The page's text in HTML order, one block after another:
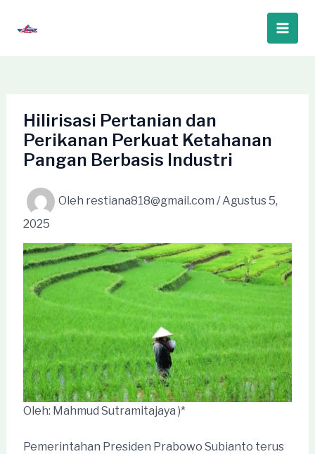
Main
Hilirisasi Pertanian dan
Perikanan Perkuat Ketahanan
Pangan Berbasis Industri
Oleh restiana818@gmail.com /Agustus 5,
2025
Oleh: Mahmud Sutramitajaya )*
Pemerintahan Presiden Prabowo Subianto terus